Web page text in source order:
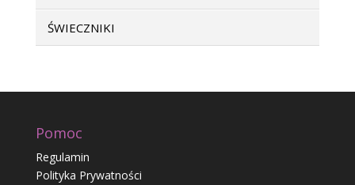
ŚWIECZNIKI
Pomoc
Regulamin
Polityka Prywatności